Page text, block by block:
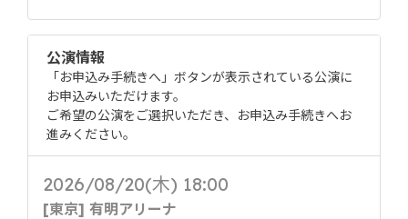
公演情報
「お申込み手続きへ」ボタンが表示されている公演に
お申込みいただけます。
ご希望の公演をご選択いただき、お申込み手続きへお
進みください。
2026/08/20(木) 18:00
[東京] 有明アリーナ